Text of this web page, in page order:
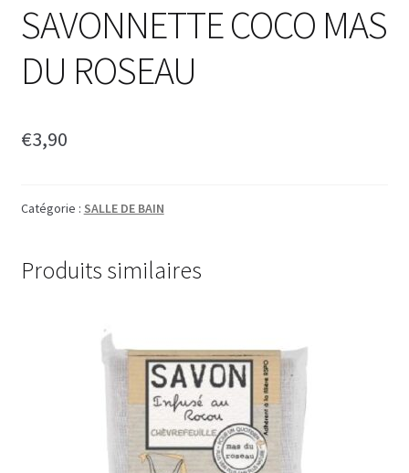
SAVONNETTE COCO MAS
DU ROSEAU
€3,90
Catégorie : SALLE DE BAIN
Produits similaires